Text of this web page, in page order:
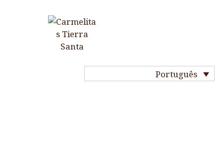
Português
INÌCIO
HISTÓRIA DO
CARMELO